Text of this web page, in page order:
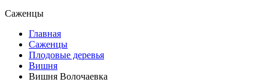
Саженцы
Главная
Саженцы
Плодовые деревья
Вишня
Вишня Волочаевка